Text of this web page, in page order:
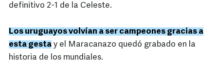
definitivo 2-1 de la Celeste.
Los uruguayos volvían a ser campeones gracias a
esta gesta y el Maracanazo quedó grabado en la
historia de los mundiales.